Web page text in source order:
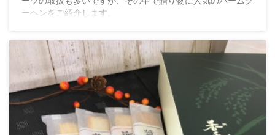
ーヘンをご紹介します。